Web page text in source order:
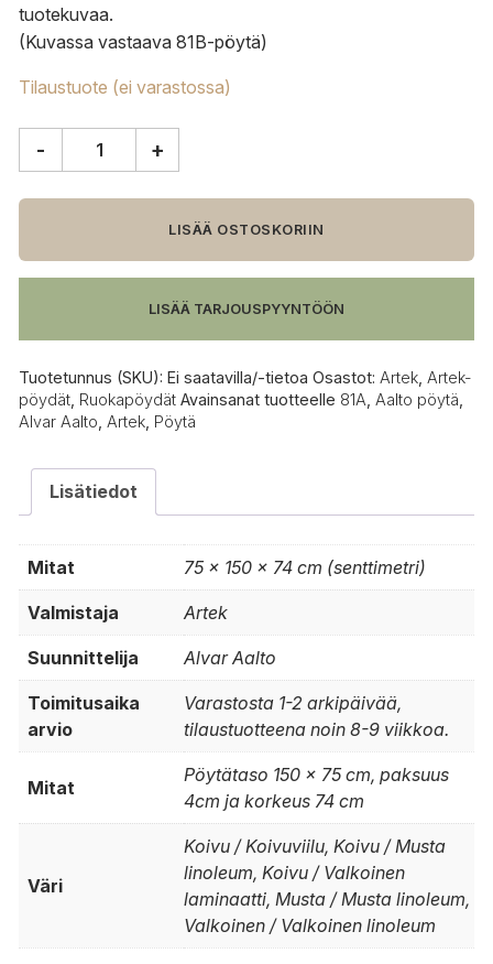
tuotekuvaa.
(Kuvassa vastaava 81B-pöytä)
Tilaustuote (ei varastossa)
pöytä
- +
LISÄÄ OSTOSKORIIN
LISÄÄ TARJOUSPYYNTÖÖN
Tuotetunnus (SKU): Ei saatavilla/-tietoa Osastot: Artek Artek-
pöydät Ruokapöydät Avainsanat tuotteelle 81A Aalto pöytä
Alvar Aalto Artek Pöytä
Lisätiedot
Mitat 75 × 150 × 74 cm (senttimetri)
Valmistaja Artek
Suunnittelija Alvar Aalto
Toimitusaika
arvio
Varastosta 1-2 arkipäivää,
tilaustuotteena noin 8-9 viikkoa.
Mitat
Pöytätaso 150 x 75 cm, paksuus
4cm ja korkeus 74 cm
Väri
Koivu / Koivuviilu, Koivu / Musta
linoleum, Koivu / Valkoinen
laminaatti, Musta / Musta linoleum,
Valkoinen / Valkoinen linoleum